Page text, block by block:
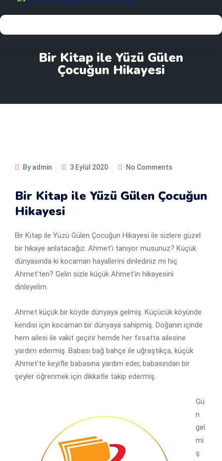
Bir Kitap ile Yüzü Gülen
Çocuğun Hikayesi
By admin 3 Eylül 2020 No Comments
Bir Kitap ile Yüzü Gülen Çocuğun
Hikayesi
Bir Kitap ile Yüzü Gülen Çocuğun Hikayesi ile sizlere güzel
bir hikaye anlatacağız. Ahmet’i tanıyor musunuz? Küçük
dünyasında ki kocaman hayallerini dinlediniz mi hiç
Ahmet’ten? Gelin sizle küçük Ahmet’in hikayesini
dinleyelim.
Ahmet küçük bir köyde dünyaya gelmiş. Küçücük köyünde
kendisi için kocaman bir dünyaya sahipmiş. Doğanın içinde
hem ailesi ile vakit geçirir hemde her fırsatta ailesine
yardım edermiş. Babası bağ bahçe ile uğraştıkça, küçük
Ahmet’te keyifle babasına yardım eder, babasından bir
şeyler öğrenmek için dikkatle takip edermiş.
Gü
n
gel
mi
ş